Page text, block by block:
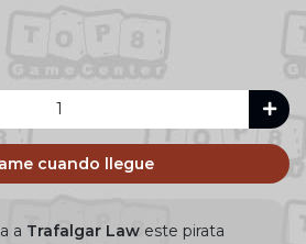
cuando llegue
a Trafalgar Law este pirata